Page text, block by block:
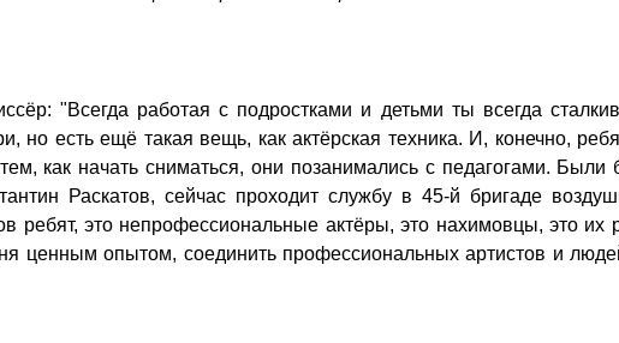
"Всегда работая с подростками и детьми ты всегда
но есть ещё такая вещь, как актёрская техника. И, конечно,
как начать сниматься, они позанимались с педагогами.
Раскатов, сейчас проходит службу в 45-й бригаде
ребят, это непрофессиональные актёры, это нахимовцы, это их
ценным опытом, соединить профессиональных артистов и